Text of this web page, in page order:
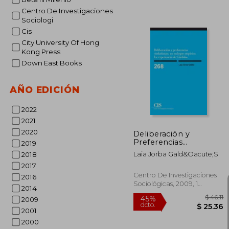
Centro De Investigaciones
Sociologi
Cis
City University Of Hong
Kong Press
Down East Books
AÑO EDICIÓN
2022
2021
2020
2019
2018
2017
2016
2014
2009
2001
2000
Deliberación y
Preferencias
Ciudadanas: Un
Enfoque Empírico. La
Córdoba
Laia Jorba Gald&Oacute;S
Centro De Investigaciones
Sociológicas, 2009, 1
Edición, Tapa Blanda,
Nuevo